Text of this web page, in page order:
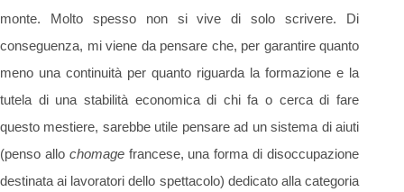
monte. Molto spesso non si vive di solo scrivere. Di
conseguenza, mi viene da pensare che, per garantire quanto
meno una continuità per quanto riguarda la formazione e la
tutela di una stabilità economica di chi fa o cerca di fare
questo mestiere, sarebbe utile pensare ad un sistema di aiuti
(penso allo chomagefrancese, una forma di disoccupazione
destinata ai lavoratori dello spettacolo) dedicato alla categoria